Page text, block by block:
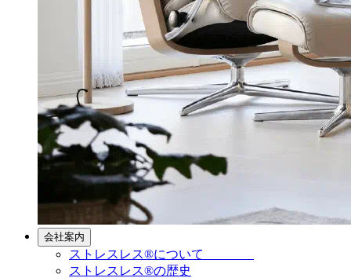
会社案内
ストレスレス®について
ストレスレス®の歴史